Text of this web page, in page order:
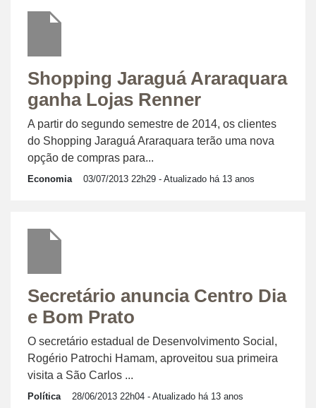
Shopping Jaraguá Araraquara
ganha Lojas Renner
A partir do segundo semestre de 2014, os clientes
do Shopping Jaraguá Araraquara terão uma nova
opção de compras para...
Economia 03/07/2013 22h29 - Atualizado há 13 anos
Secretário anuncia Centro Dia
e Bom Prato
O secretário estadual de Desenvolvimento Social,
Rogério Patrochi Hamam, aproveitou sua primeira
visita a São Carlos ...
Política 28/06/2013 22h04 - Atualizado há 13 anos